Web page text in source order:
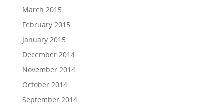
March 2015
February 2015
January 2015
December 2014
November 2014
October 2014
September 2014